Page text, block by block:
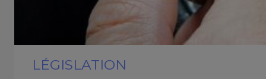
LÉGISLATION